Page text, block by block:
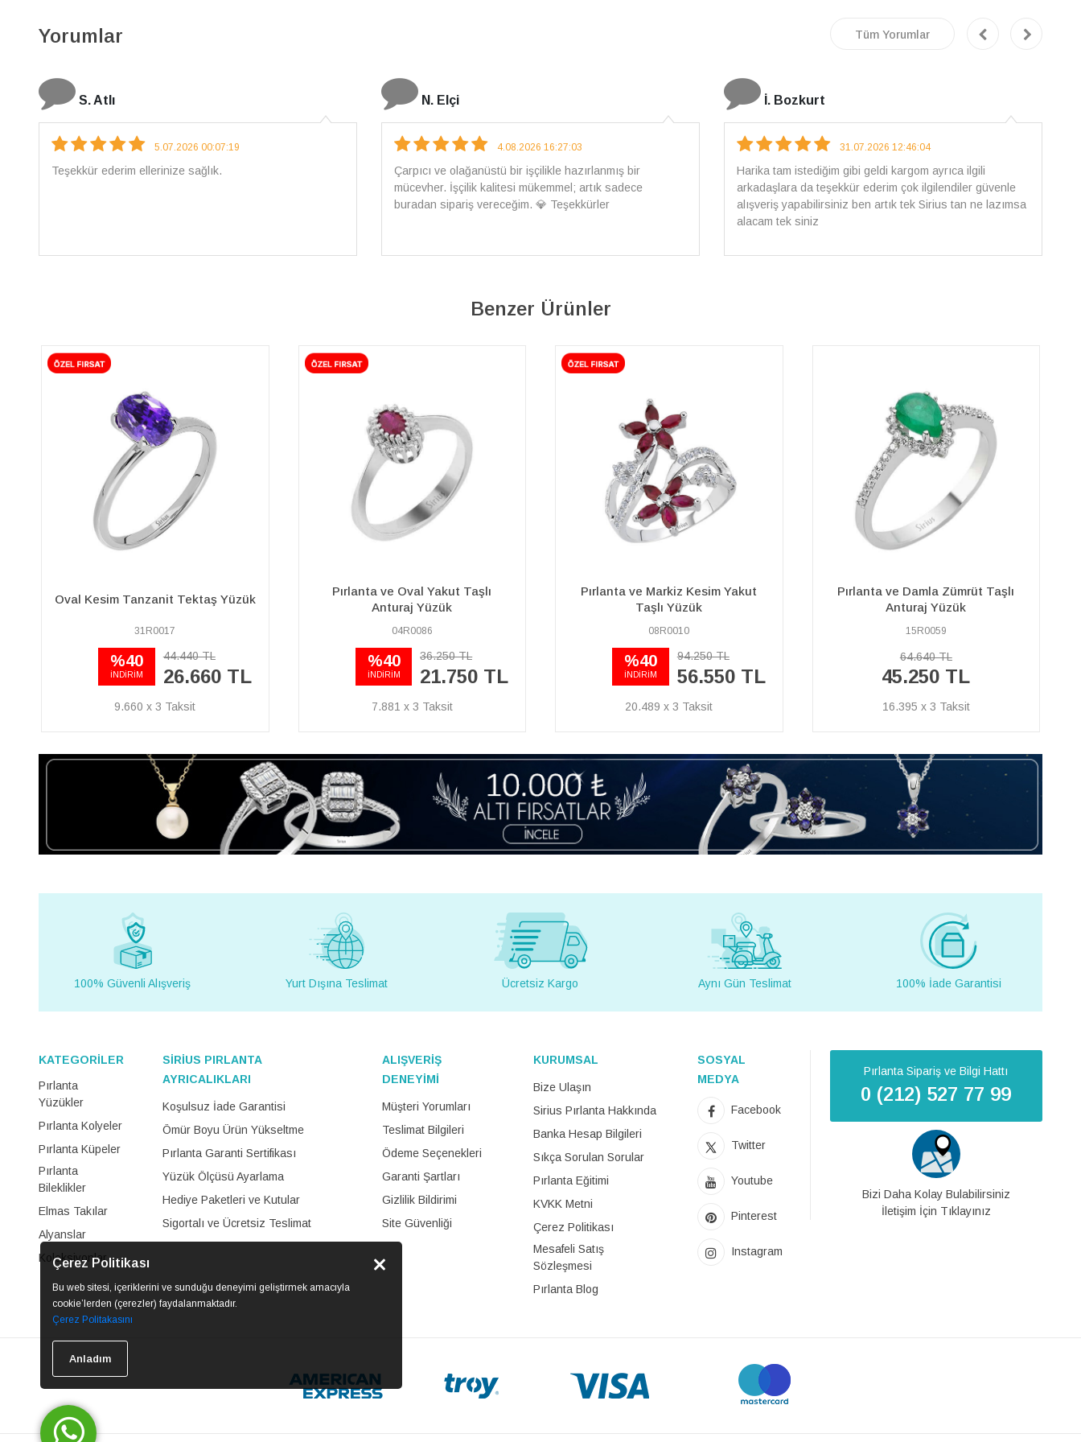
Çerez Politikası
Bu web sitesi, içeriklerini ve sunduğu deneyimi geliştirmek amacıyla
cookie’lerden (çerezler) faydalanmaktadır.
Çerez Politakasını
Anladım
Yorumlar Tüm Yorumlar
N. Elçi
4.08.2026 16:27:03
Çarpıcı ve olağanüstü bir işçilikle hazırlanmış bir
İ. Bozkurt
31.07.2026 12:46:04
Harika tam istediğim gibi geldi kargom ayrıca ilgili
arkadaşlara da teşekkür ederim çok ilgilendiler güvenle
alışveriş yapabilirsiniz ben artık tek Sirius tan ne lazımsa
E.T
18.07.2026 12:38:01
Pirlantami teslim alana kadar tüm surecte bilgilendirildim,
güvenli bir alisveris oldu benim icin ve paketleme özenle
yapilmisti sorunsuz bir sekilde pirlantami takiyorum. Yeni
alisveris adresim artik belli.🤩 Tesekkurler Sirius
Benzer Ürünler
Anturaj Yüzük
04R0086
%40
İNDİRİM
36.250 TL
21.750 TL
7.881 x 3
Pırlanta ve Markiz Kesim Yakut
Taşlı Yüzük
08R0010
%40
İNDİRİM
94.250 TL
56.550 TL
20.489 x 3
Pırlanta ve Damla Zümrüt Taşlı
Anturaj Yüzük
15R0059
64.640 TL
45.250 TL
16.395 x 3
Pırlanta ve Opal Taşlı Gökkuşağı
Yüzük
17R0269
%45
İNDİRİM
27.170 TL
14.950 TL
5.417 x 3
100% Güvenli Alışveriş Yurt Dışına Teslimat Ücretsiz Kargo Aynı Gün Teslimat 100% İade Garantisi
KATEGORİLER
Pırlanta
Yüzükler
Pırlanta Kolyeler
Pırlanta Küpeler
Pırlanta
Bileklikler
Elmas Takılar
Alyanslar
Koleksiyonlar
SİRİUS PIRLANTA
AYRICALIKLARI
Koşulsuz İade Garantisi
Ömür Boyu Ürün Yükseltme
Pırlanta Garanti Sertifikası
Yüzük Ölçüsü Ayarlama
Hediye Paketleri ve Kutular
Sigortalı ve Ücretsiz Teslimat
ALIŞVERİŞ
DENEYİMİ
Müşteri Yorumları
Teslimat Bilgileri
Ödeme Seçenekleri
Garanti Şartları
Gizlilik Bildirimi
Site Güvenliği
KURUMSAL
Bize Ulaşın
Sirius Pırlanta Hakkında
Banka Hesap Bilgileri
Sıkça Sorulan Sorular
Pırlanta Eğitimi
KVKK Metni
Çerez Politikası
Mesafeli Satış
Sözleşmesi
Pırlanta Blog
SOSYAL
MEDYA
Facebook
Twitter
Youtube
Pinterest
Instagram
Pırlanta Sipariş ve Bilgi Hattı
0 (212) 527 77 99
Bizi Daha Kolay Bulabilirsiniz
İletişim İçin Tıklayınız